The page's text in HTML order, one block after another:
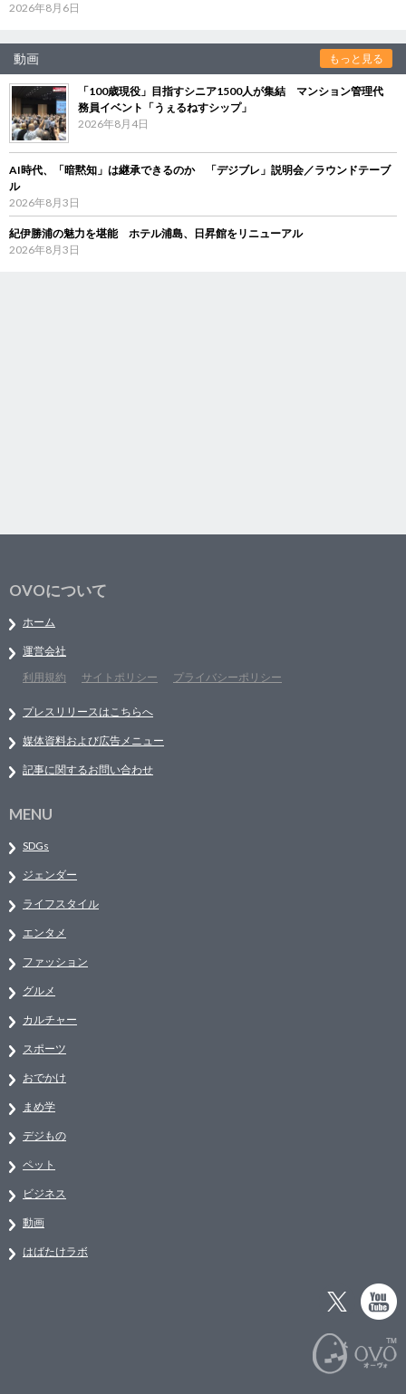
2026年8月6日
動画 もっと見る
「100歳現役」目指すシニア1500人が集結 マンション管理代
務員イベント「うぇるねすシップ」
2026年8月4日
AI時代、「暗黙知」は継承できるのか 「デジブレ」説明会／ラウンドテーブ
ル
2026年8月3日
紀伊勝浦の魅力を堪能 ホテル浦島、日昇館をリニューアル
2026年8月3日
OVOについて
ホーム
運営会社
利用規約
サイトポリシー プライバシーポリシー
プレスリリースはこちらへ
媒体資料および広告メニュー
記事に関するお問い合わせ
MENU
SDGs
ジェンダー
ライフスタイル
エンタメ
ファッション
グルメ
カルチャー
スポーツ
おでかけ
まめ学
デジもの
ペット
ビジネス
動画
はばたけラボ